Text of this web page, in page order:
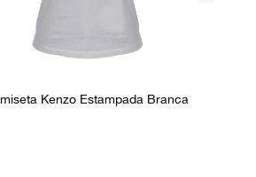
Kenzo Estampada Branca